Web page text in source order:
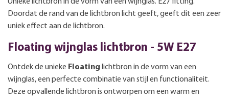
Doordat de rand van de lichtbron licht geeft, geeft dit een zeer
uniek effect aan de lichtbron.
Floating wijnglas lichtbron - 5W E27
Ontdek de unieke Floating lichtbron in de vorm van een
wijnglas, een perfecte combinatie van stijl en functionaliteit.
Deze opvallende lichtbron is ontworpen om een warm en